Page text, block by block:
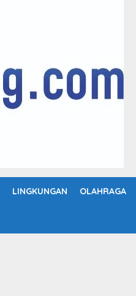
LINGKUNGAN OLAHRAGA